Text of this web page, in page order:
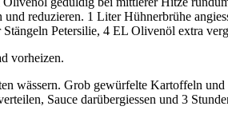
und reduzieren. 1 Liter Hühnerbrühe
Petersilie, 4 EL Olivenöl extra
vorheizen.
wässern. Grob gewürfelte Kartoffeln
Sauce darübergiessen und 3